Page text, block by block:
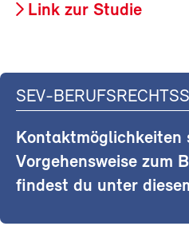
Link zur Studie
SEV-
Kontaktmöglichkeiten
Vorgehensweise zum
findest du unter